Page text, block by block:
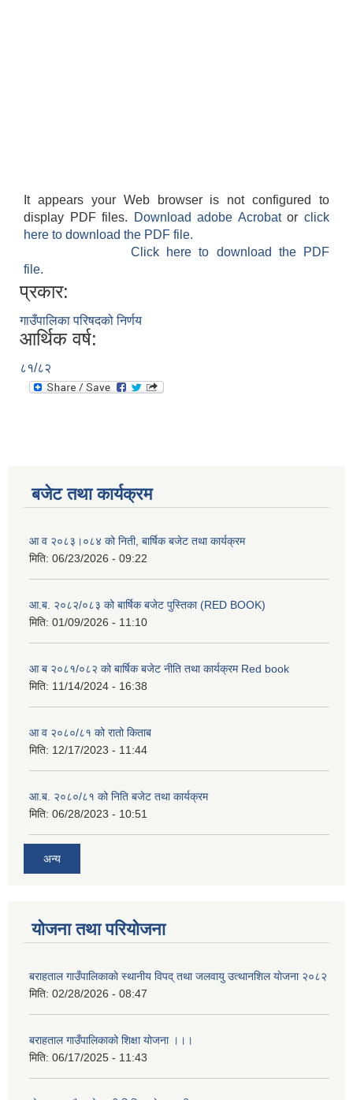
It appears your Web browser is not configured to
display PDF files.
Download adobe Acrobatorclick
here to download the PDF file.
Click here to download the PDF
file.
प्रकार:
गाउँपालिका परिषदको निर्णय
आर्थिक वर्ष:
८१/८२
बजेट तथा कार्यक्रम
आ व २०८३।०८४ को निती, बार्षिक बजेट तथा कार्यक्रम
मिति: 06/23/2026 - 09:22
आ.ब. २०८२/०८३ को बार्षिक बजेट पुस्तिका (RED BOOK)
मिति: 01/09/2026 - 11:10
आ ब २०८१/०८२ को बार्षिक बजेट नीति तथा कार्यक्रम Red book
मिति: 11/14/2024 - 16:38
आ व २०८०/८१ को रातो किताब
मिति: 12/17/2023 - 11:44
आ.ब. २०८०/८१ को निति बजेट तथा कार्यक्रम
मिति: 06/28/2023 - 10:51
अन्य
योजना तथा परियोजना
बराहताल गाउँपालिकाकाे स्थानीय विपद् तथा जलवायु उत्थानशिल याेजना २०८२
मिति: 02/28/2026 - 08:47
बराहताल गाउँपालिकाको शिक्षा योजना ।।।
मिति: 06/17/2025 - 11:43